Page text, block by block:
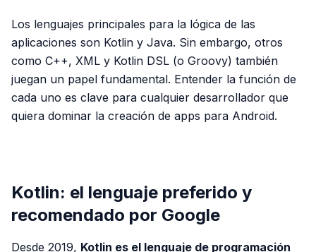
Los lenguajes principales para la lógica de las
aplicaciones son Kotlin y Java. Sin embargo, otros
como C++, XML y Kotlin DSL (o Groovy) también
juegan un papel fundamental. Entender la función de
cada uno es clave para cualquier desarrollador que
quiera dominar la creación de apps para Android.
Kotlin: el lenguaje preferido y
recomendado por Google
Desde 2019, Kotlin es el lenguaje de programación